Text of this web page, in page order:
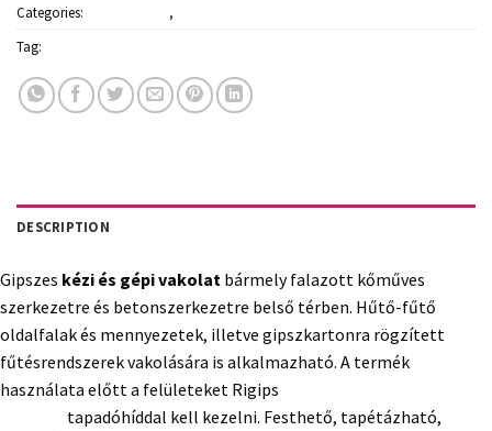
Categories: ,
Tag:
DESCRIPTION
Gipszes kézi és gépi vakolat bármely falazott kőműves
szerkezetre és betonszerkezetre belső térben. Hűtő-fűtő
oldalfalak és mennyezetek, illetve gipszkartonra rögzített
fűtésrendszerek vakolására is alkalmazható. A termék
használata előtt a felületeket Rigips
tapadóhíddal kell kezelni. Festhető, tapétázható,